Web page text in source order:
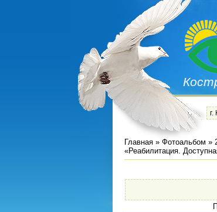
Главная » Фотоальбом »
«Реабилитация.